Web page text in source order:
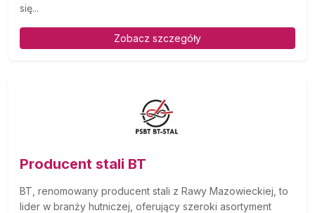
się...
Zobacz szczegóły
Producent stali BT
BT, renomowany producent stali z Rawy Mazowieckiej, to
lider w branży hutniczej, oferujący szeroki asortyment